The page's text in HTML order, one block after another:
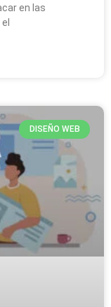
en las
DISEÑO WEB